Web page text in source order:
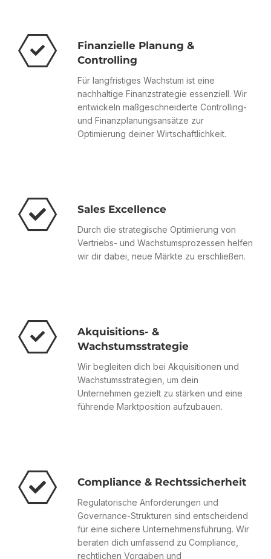
Finanzielle Planung &
Controlling
Für langfristiges Wachstum ist eine
nachhaltige Finanzstrategie essenziell. Wir
entwickeln maßgeschneiderte Controlling-
und Finanzplanungsansätze zur
Optimierung deiner Wirtschaftlichkeit.
Sales Excellence
Durch die strategische Optimierung von
Vertriebs- und Wachstumsprozessen helfen
wir dir dabei, neue Märkte zu erschließen.
Akquisitions- &
Wachstumsstrategie
Wir begleiten dich bei Akquisitionen und
Wachstumsstrategien, um dein
Unternehmen gezielt zu stärken und eine
führende Marktposition aufzubauen.
Compliance & Rechtssicherheit
Regulatorische Anforderungen und
Governance-Strukturen sind entscheidend
für eine sichere Unternehmensführung. Wir
beraten dich umfassend zu Compliance,
rechtlichen Vorgaben und